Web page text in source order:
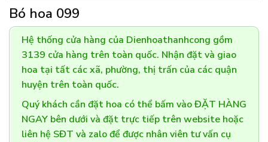
Bó hoa 099
Hệ thống cửa hàng của Dienhoathanhcong gồm
3139 cửa hàng trên toàn quốc. Nhận đặt và giao
hoa tại tất các xã, phường, thị trấn của các quận
huyện trên toàn quốc.
Quý khách cần đặt hoa có thể bấm vào ĐẶT HÀNG
NGAY bên dưới và đặt trực tiếp trên website hoặc
liên hệ SĐT và zalo để được nhân viên tư vấn cụ